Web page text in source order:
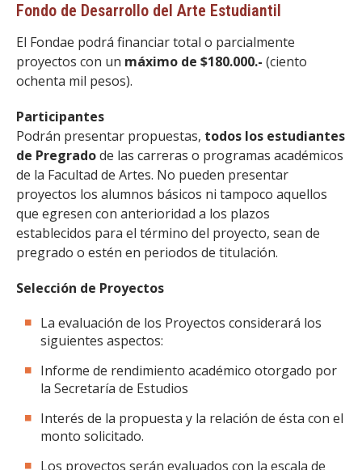
Fondo de Desarrollo del Arte Estudiantil
El Fondae podrá financiar total o parcialmente
proyectos con un máximo de $180.000.- (ciento
ochenta mil pesos).
Participantes
Podrán presentar propuestas, todos los estudiantes
de Pregradode las carreras o programas académicos
de la Facultad de Artes. No pueden presentar
proyectos los alumnos básicos ni tampoco aquellos
que egresen con anterioridad a los plazos
establecidos para el término del proyecto, sean de
pregrado o estén en periodos de titulación.
Selección de Proyectos
La evaluación de los Proyectos considerará los
siguientes aspectos:
Informe de rendimiento académico otorgado por
la Secretaría de Estudios
Interés de la propuesta y la relación de ésta con el
monto solicitado.
Los proyectos serán evaluados con la escala de